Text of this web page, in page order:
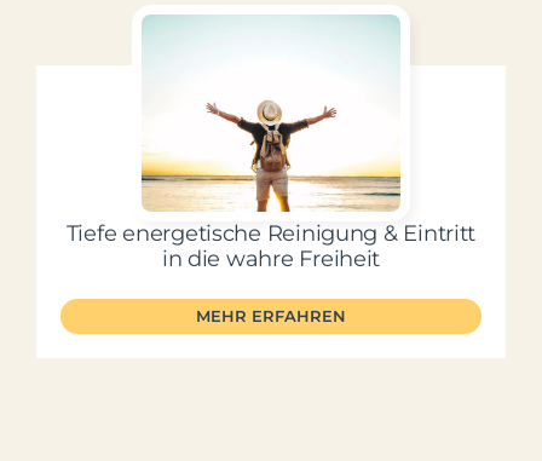
Tiefe energetische Reinigung & Eintritt
in die wahre Freiheit
MEHR ERFAHREN